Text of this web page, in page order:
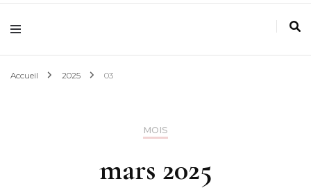
Magazine de
l'emploi
Accueil 2025 03
MOIS
mars 2025